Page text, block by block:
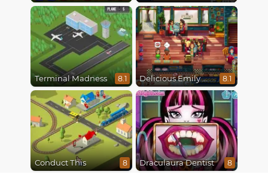
Terminal Madness 8.1 Delicious Emily New Beginning 8.1
Conduct This 8 Draculaura Dentist 8